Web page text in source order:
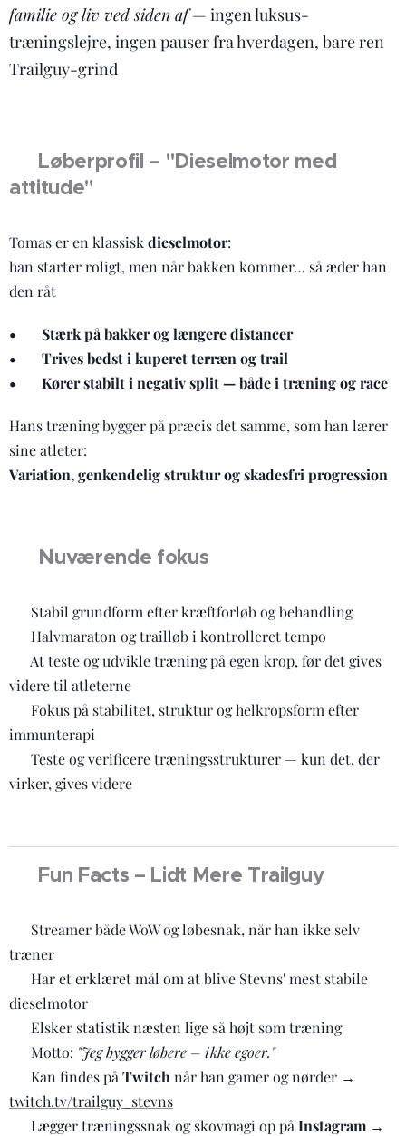
familie og liv ved siden af— ingen luksus-
træningslejre, ingen pauser fra hverdagen, bare ren
Trailguy-grind 💪🔥
🔧 Løberprofil – "Dieselmotor med
attitude"
Tomas er en klassisk dieselmotor:
han starter roligt, men når bakken kommer… så æder han
den råt 😎⛰️
• ⛰️ Stærk på bakker og længere distancer
• 🌲 Trives bedst i kuperet terræn og trail
• 🔁 Kører stabilt i negativ split — både i træning og race
Hans træning bygger på præcis det samme, som han lærer
sine atleter:
Variation, genkendelig struktur og skadesfri progression
🎯 Nuværende fokus
✔️ Stabil grundform efter kræftforløb og behandling
✔️ Halvmaraton og trailløb i kontrolleret tempo
✔️ At teste og udvikle træning på egen krop, før det gives
videre til atleterne
✔️ Fokus på stabilitet, struktur og helkropsform efter
immunterapi
✔️ Teste og verificere træningsstrukturer — kun det, der
virker, gives videre
✨ Fun Facts – Lidt Mere Trailguy
✔️ Streamer både WoW og løbesnak, når han ikke selv
træner 🎮🏃‍♂️
✔️ Har et erklæret mål om at blive Stevns' mest stabile
dieselmotor ⛽💪
✔️ Elsker statistik næsten lige så højt som træning 📊❤️
✔️ Motto: "Jeg bygger løbere – ikke egoer."🔥
✔️ Kan findes på Twitch når han gamer og nørder →
twitch.tv/trailguy_stevns
✔️ Lægger træningssnak og skovmagi op på Instagram →